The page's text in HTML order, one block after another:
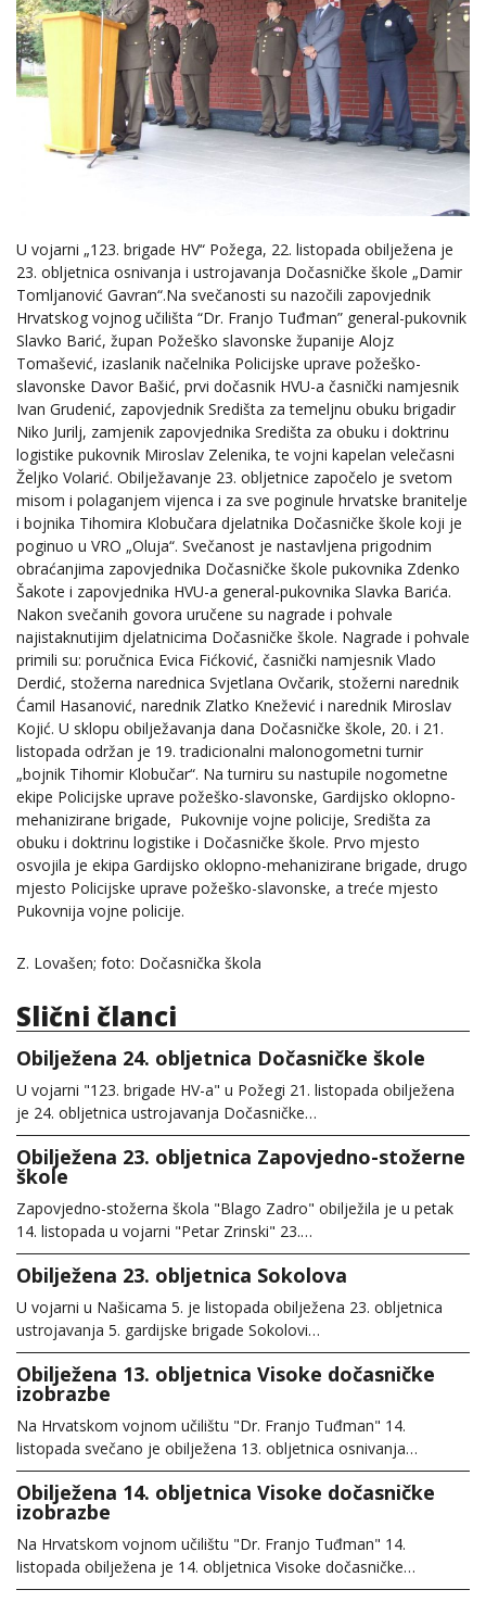
U vojarni „123. brigade HV“ Požega, 22. listopada obilježena je
23. obljetnica osnivanja i ustrojavanja Dočasničke škole „Damir
Tomljanović Gavran“.Na svečanosti su nazočili zapovjednik
Hrvatskog vojnog učilišta “Dr. Franjo Tuđman” general-pukovnik
Slavko Barić, župan Požeško slavonske županije Alojz
Tomašević, izaslanik načelnika Policijske uprave požeško-
slavonske Davor Bašić, prvi dočasnik HVU-a časnički namjesnik
Ivan Grudenić, zapovjednik Središta za temeljnu obuku brigadir
Niko Jurilj, zamjenik zapovjednika Središta za obuku i doktrinu
logistike pukovnik Miroslav Zelenika, te vojni kapelan velečasni
Željko Volarić. Obilježavanje 23. obljetnice započelo je svetom
misom i polaganjem vijenca i za sve poginule hrvatske branitelje
i bojnika Tihomira Klobučara djelatnika Dočasničke škole koji je
poginuo u VRO „Oluja“. Svečanost je nastavljena prigodnim
obraćanjima zapovjednika Dočasničke škole pukovnika Zdenko
Šakote i zapovjednika HVU-a general-pukovnika Slavka Barića.
Nakon svečanih govora uručene su nagrade i pohvale
najistaknutijim djelatnicima Dočasničke škole. Nagrade i pohvale
primili su: poručnica Evica Fićković, časnički namjesnik Vlado
Derdić, stožerna narednica Svjetlana Ovčarik, stožerni narednik
Ćamil Hasanović, narednik Zlatko Knežević i narednik Miroslav
Kojić. U sklopu obilježavanja dana Dočasničke škole, 20. i 21.
listopada održan je 19. tradicionalni malonogometni turnir
„bojnik Tihomir Klobučar“. Na turniru su nastupile nogometne
ekipe Policijske uprave požeško-slavonske, Gardijsko oklopno-
mehanizirane brigade, Pukovnije vojne policije, Središta za
obuku i doktrinu logistike i Dočasničke škole. Prvo mjesto
osvojila je ekipa Gardijsko oklopno-mehanizirane brigade, drugo
mjesto Policijske uprave požeško-slavonske, a treće mjesto
Pukovnija vojne policije.
Z. Lovašen; foto: Dočasnička škola
Slični članci
Obilježena 24. obljetnica Dočasničke škole
U vojarni "123. brigade HV-a" u Požegi 21. listopada obilježena
je 24. obljetnica ustrojavanja Dočasničke…
Obilježena 23. obljetnica Zapovjedno-stožerne
škole
Zapovjedno-stožerna škola "Blago Zadro" obilježila je u petak
14. listopada u vojarni "Petar Zrinski" 23.…
Obilježena 23. obljetnica Sokolova
U vojarni u Našicama 5. je listopada obilježena 23. obljetnica
ustrojavanja 5. gardijske brigade Sokolovi…
Obilježena 13. obljetnica Visoke dočasničke
izobrazbe
Na Hrvatskom vojnom učilištu "Dr. Franjo Tuđman" 14.
listopada svečano je obilježena 13. obljetnica osnivanja…
Obilježena 14. obljetnica Visoke dočasničke
izobrazbe
Na Hrvatskom vojnom učilištu "Dr. Franjo Tuđman" 14.
listopada obilježena je 14. obljetnica Visoke dočasničke…